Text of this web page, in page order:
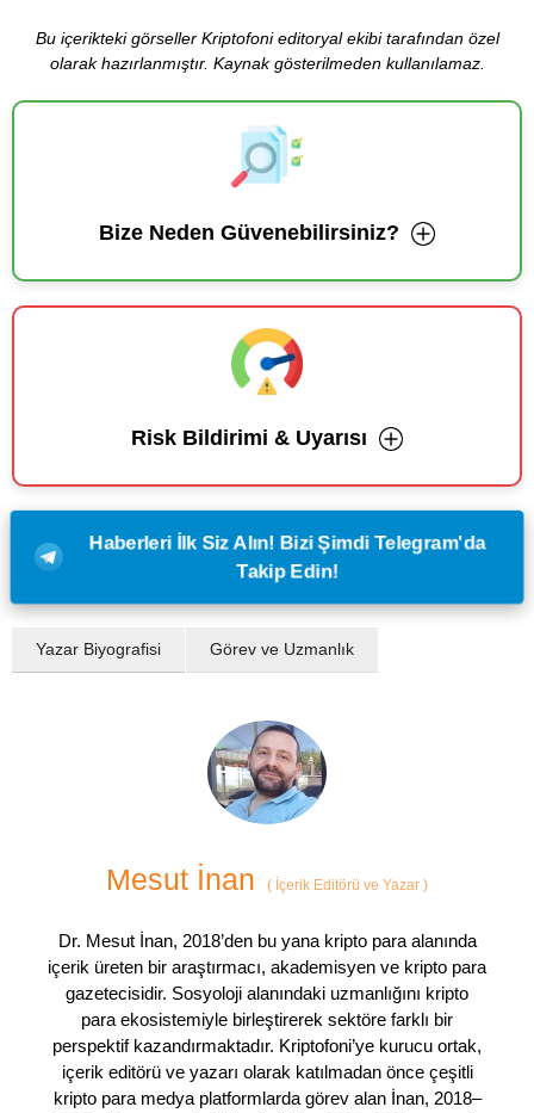
Bu içerikteki görseller Kriptofoni editoryal ekibi tarafından özel
olarak hazırlanmıştır. Kaynak gösterilmeden kullanılamaz.
Bize Neden Güvenebilirsiniz?
Risk Bildirimi & Uyarısı
Haberleri İlk Siz Alın! Bizi Şimdi Telegram'da
Takip Edin!
Yazar Biyografisi Görev ve Uzmanlık
Mesut İnan ( İçerik Editörü ve Yazar )
Dr. Mesut İnan, 2018’den bu yana kripto para alanında
içerik üreten bir araştırmacı, akademisyen ve kripto para
gazetecisidir. Sosyoloji alanındaki uzmanlığını kripto
para ekosistemiyle birleştirerek sektöre farklı bir
perspektif kazandırmaktadır. Kriptofoni’ye kurucu ortak,
içerik editörü ve yazarı olarak katılmadan önce çeşitli
kripto para medya platformlarda görev alan İnan, 2018–